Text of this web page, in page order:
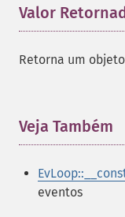
Valor
Retorna um
Veja Também
eventos